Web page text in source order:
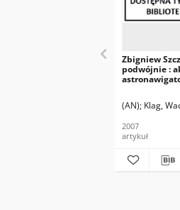
Zbigniew
podwójnie :
(AN) Klag,
2007
artykuł